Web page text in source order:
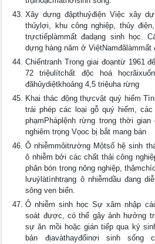
Xây dựng đậpthuỷđiện Việc xây
thủylợi, khu công nghiệp, thủy
trựctiếplàmmất đadạng sinh học.
dựng hàng năm ở ViệtNamđãlàmmất
Chiếntranh Trong giai đoạntừ 1961
72 triệulítchất độc hoá
đãhủydiệtkhoảng 4,5 triệuha rừng
Khai thác động thựcvật quý hiếm
trái phép các loại gỗ quý hiếm,
phạmPháplệnh rừng trong thời
nghiêm trọng Vọoc bị bắt mang bán
Ô nhiễmmôitrường Mộtsố hệ sinh
ô nhiễm bởi các chất thải công
phân bón trong nông nghiệp,
lưuýlàtìnhtrạng ô nhiễmdầu đang
sông ven biển.
Ô nhiễm sinh học Sự xâm nhập
soát được, có thể gây ảnh hưởng
sự ăn mồi hoặc gián tiếp qua ký
bản địavàthayđổinơi sinh